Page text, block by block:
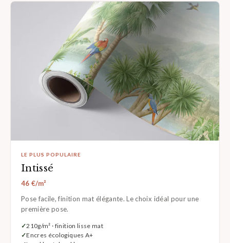
LE PLUS POPULAIRE
Intissé
46 €/m²
Pose facile, finition mat élégante. Le choix idéal pour une
première pose.
210g/m² · finition lisse mat
Encres écologiques A+